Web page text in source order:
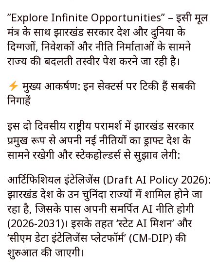
​”Explore Infinite Opportunities” – इसी मूल
मंत्र के साथ झारखंड सरकार देश और दुनिया के
दिग्गजों, निवेशकों और नीति निर्माताओं के सामने
राज्य की बदलती तस्वीर पेश करने जा रही है।
मुख्य आकर्षण: इन सेक्टर्स पर टिकी हैं सबकी
निगाहें
​इस दो दिवसीय राष्ट्रीय परामर्श में झारखंड सरकार
प्रमुख रूप से अपनी नई नीतियों का ड्राफ्ट देश के
सामने रखेगी और स्टेकहोल्डर्स से सुझाव लेगी:
​आर्टिफिशियल इंटेलिजेंस (Draft AI Policy 2026):
झारखंड देश के उन चुनिंदा राज्यों में शामिल होने जा
रहा है, जिसके पास अपनी समर्पित AI नीति होगी
(2026-2031)। इसके तहत ‘स्टेट AI मिशन’ और
‘सीएम डेटा इंटेलिजेंस प्लेटफॉर्म’ (CM-DIP) की
शुरुआत की जाएगी।